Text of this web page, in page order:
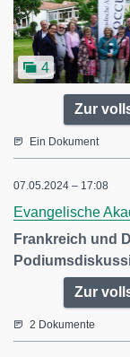
4
Zur
Ein Dokument
07.05.2024 – 17:08
Evangelische
Frankreich und
Zur
2 Dokumente